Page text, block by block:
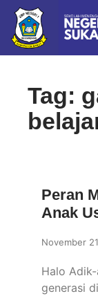
Tag:
Peran
Anak
November
Halo
generasi